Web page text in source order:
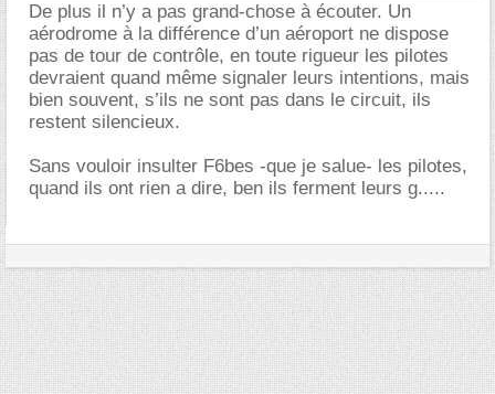
De plus il n’y a pas grand-chose à écouter. Un
aérodrome à la différence d’un aéroport ne dispose
pas de tour de contrôle, en toute rigueur les pilotes
devraient quand même signaler leurs intentions, mais
bien souvent, s’ils ne sont pas dans le circuit, ils
restent silencieux.
Sans vouloir insulter F6bes -que je salue- les pilotes,
quand ils ont rien a dire, ben ils ferment leurs g.....